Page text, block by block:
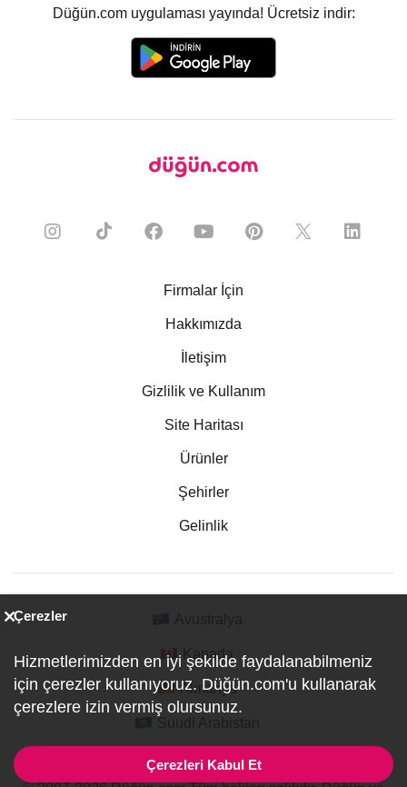
Düğün.com uygulaması yayında! Ücretsiz indir:
Firmalar İçin
Hakkımızda
İletişim
Gizlilik ve Kullanım
Site Haritası
Ürünler
Şehirler
Gelinlik
Kanada
Almanya
Çerezler
Hizmetlerimizden en iyi şekilde faydalanabilmeniz
için çerezler kullanıyoruz. Düğün.com'u kullanarak
çerezlere izin vermiş olursunuz.
Çerezleri Kabul Et